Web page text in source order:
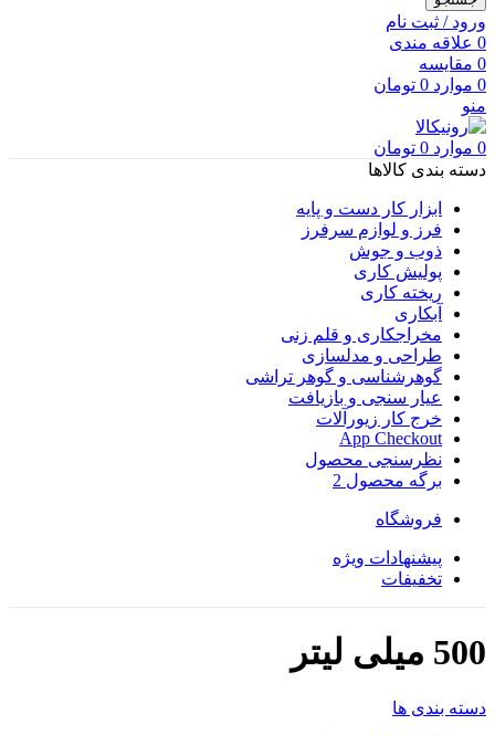
ورود / ثبت نام
0 علاقه مندی
0 مقایسه
0 موارد 0 تومان
منو
0 موارد 0 تومان
دسته بندی کالاها
ابزار کار دست و پایه
فرز و لوازم سرفرز
ذوب و جوش
پولیش کاری
ریخته کاری
آبکاری
مخراجکاری و قلم زنی
طراحی و مدلسازی
گوهرشناسی و گوهر تراشی
عیار سنجی و بازیافت
خرج کار زیورآلات
App Checkout
نظرسنجی محصول
برگه محصول 2
فروشگاه
پیشنهادات ویژه
تخفیفات
500 میلی لیتر
دسته بندی ها